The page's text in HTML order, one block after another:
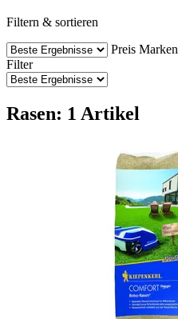
Filtern & sortieren
Preis Marken
Filter
Rasen: 1 Artikel